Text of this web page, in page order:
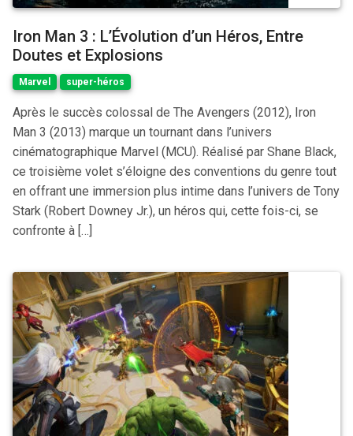
Iron Man 3 : L’Évolution d’un Héros, Entre
Doutes et Explosions
Marvel super-héros
Après le succès colossal de The Avengers (2012), Iron
Man 3 (2013) marque un tournant dans l’univers
cinématographique Marvel (MCU). Réalisé par Shane Black,
ce troisième volet s’éloigne des conventions du genre tout
en offrant une immersion plus intime dans l’univers de Tony
Stark (Robert Downey Jr.), un héros qui, cette fois-ci, se
confronte à […]